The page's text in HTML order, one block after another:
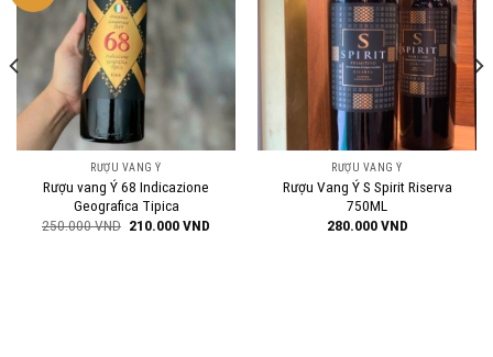
RƯỢU VANG Ý
Rượu vang Ý 68 Indicazione
Geografica Tipica
250.000VND Giá
210.000VND
RƯỢU VANG Ý
Rượu Vang Ý S Spirit Riserva
750ML
280.000VND